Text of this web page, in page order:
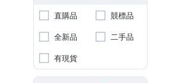
直購品
競標品
全新品
二手品
有現貨